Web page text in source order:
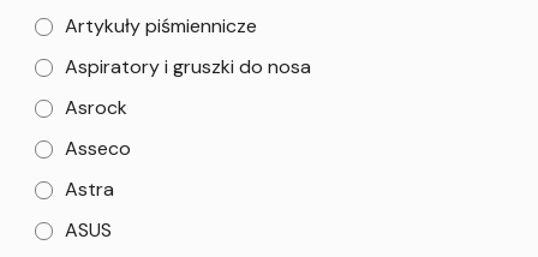
Artykuły piśmiennicze
Aspiratory i gruszki do nosa
Asrock
Asseco
Astra
ASUS